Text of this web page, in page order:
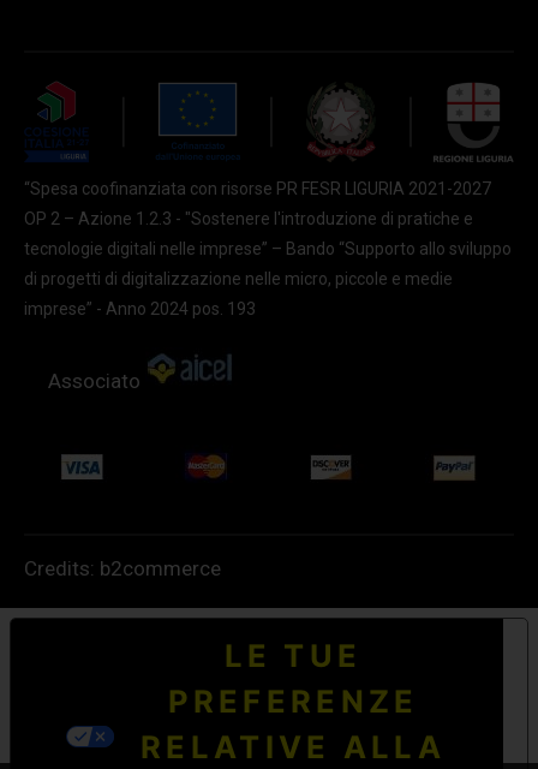
“Spesa coofinanziata con risorse PR FESR LIGURIA 2021-2027
OP 2 – Azione 1.2.3 - "Sostenere l'introduzione di pratiche e
tecnologie digitali nelle imprese” – Bando “Supporto allo sviluppo
di progetti di digitalizzazione nelle micro, piccole e medie
imprese” - Anno 2024 pos. 193
Associato
Credits: b2commerce
LE TUE
PREFERENZE
RELATIVE ALLA